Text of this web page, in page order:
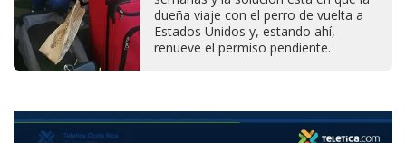
dueña viaje con el perro de vuelta a
Estados Unidos y, estando ahí,
renueve el permiso pendiente.